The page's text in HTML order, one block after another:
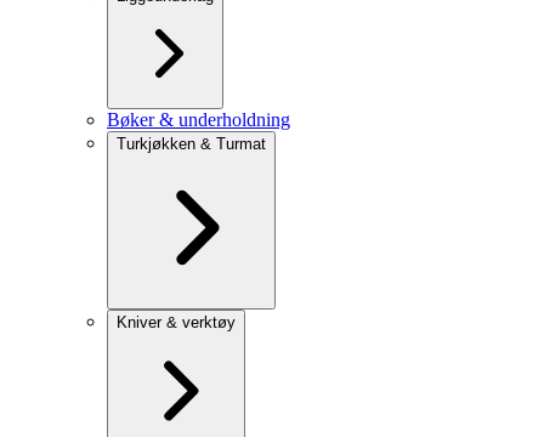
Bøker & underholdning
Turkjøkken & Turmat
Kniver & verktøy